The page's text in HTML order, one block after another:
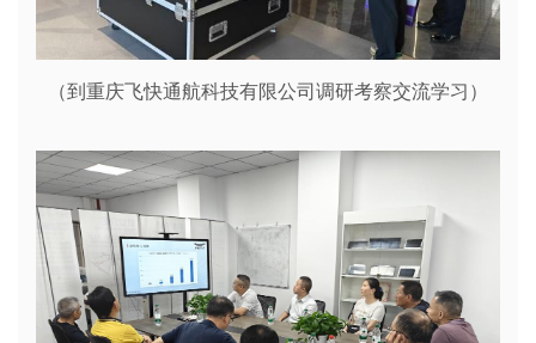
（到重庆飞快通航科技有限公司调研考察交流学习）